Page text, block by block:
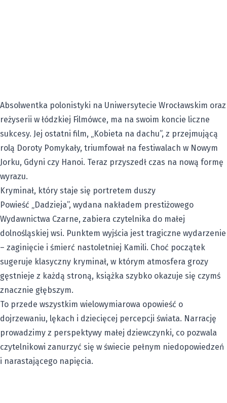
Absolwentka polonistyki na Uniwersytecie Wrocławskim oraz
reżyserii w łódzkiej Filmówce, ma na swoim koncie liczne
sukcesy. Jej ostatni film, „Kobieta na dachu”, z przejmującą
rolą Doroty Pomykały, triumfował na festiwalach w Nowym
Jorku, Gdyni czy Hanoi. Teraz przyszedł czas na nową formę
wyrazu.
Kryminał, który staje się portretem duszy
Powieść „Dadzieja”, wydana nakładem prestiżowego
Wydawnictwa Czarne, zabiera czytelnika do małej
dolnośląskiej wsi. Punktem wyjścia jest tragiczne wydarzenie
– zaginięcie i śmierć nastoletniej Kamili. Choć początek
sugeruje klasyczny kryminał, w którym atmosfera grozy
gęstnieje z każdą stroną, książka szybko okazuje się czymś
znacznie głębszym.
To przede wszystkim wielowymiarowa opowieść o
dojrzewaniu, lękach i dziecięcej percepcji świata. Narrację
prowadzimy z perspektywy małej dziewczynki, co pozwala
czytelnikowi zanurzyć się w świecie pełnym niedopowiedzeń
i narastającego napięcia.